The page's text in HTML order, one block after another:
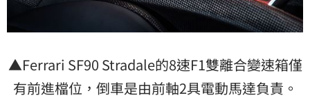
▲Ferrari SF90 Stradale的8速F1雙離合變速箱僅
有前進檔位，倒車是由前軸2具電動馬達負責。